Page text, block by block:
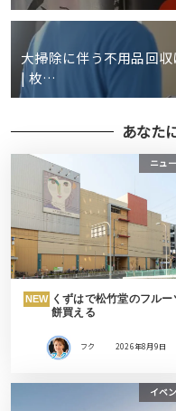
大掃除に伴う不用品回
| 枚…
あなた
ニュ
NEW くずはで松竹堂のフルー
餅買える
フク 2026年8月9日
イベ